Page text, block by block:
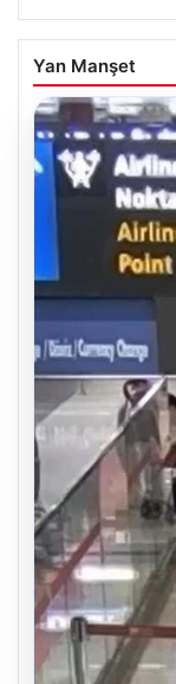
Yan Manşet